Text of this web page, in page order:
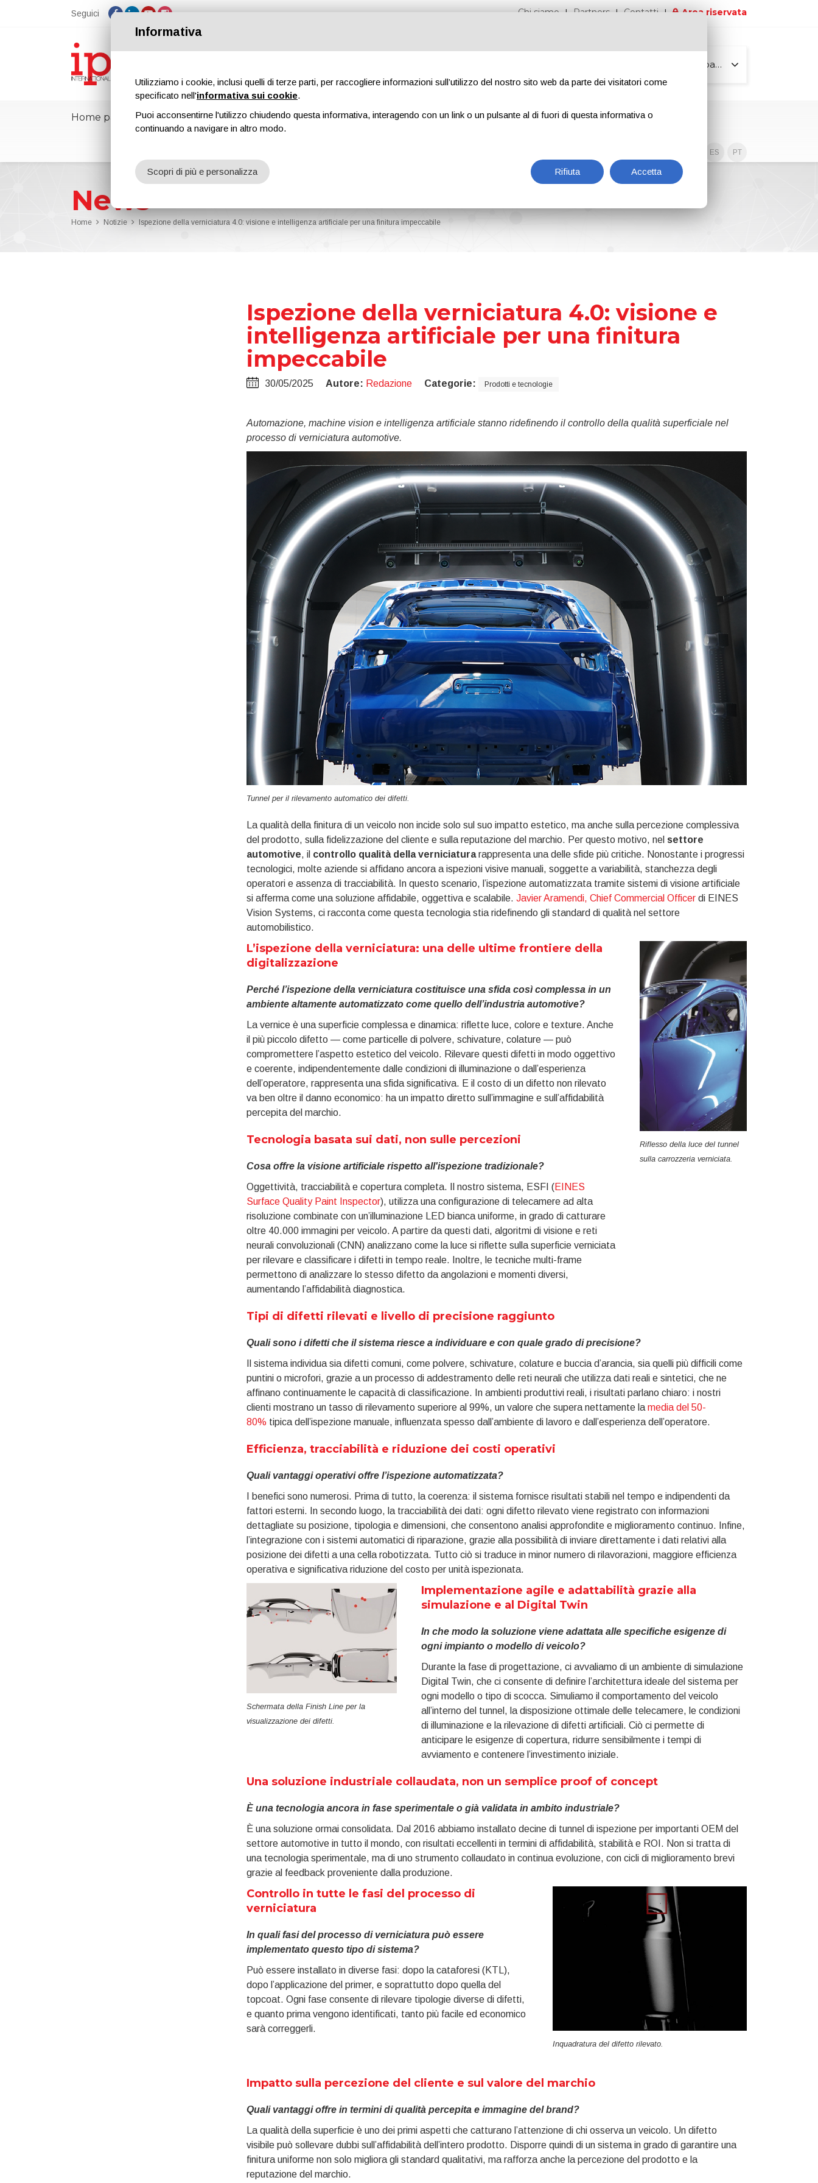
Seguici Chi siamo Partners Contatti Area riservata
Tutte le pagine
Home page ipcmPedia Notizie Fiere Formazione Riviste Pubblicità Blog Contenuti esclusivi
ES PT
News
Home Notizie Ispezione della verniciatura 4.0: visione e intelligenza artificiale per una finitura impeccabile
Ispezione della verniciatura 4.0: visione e
intelligenza artificiale per una finitura
impeccabile
30/05/2025 Autore: Redazione Categorie: Prodotti e tecnologie
Automazione, machine vision e intelligenza artificiale stanno ridefinendo il controllo della qualità superficiale nel
processo di verniciatura automotive.
Tunnel per il rilevamento automatico dei difetti.
La qualità della finitura di un veicolo non incide solo sul suo impatto estetico, ma anche sulla percezione complessiva
del prodotto, sulla fidelizzazione del cliente e sulla reputazione del marchio. Per questo motivo, nel settore
automotive, il controllo qualità della verniciaturarappresenta una delle sfide più critiche. Nonostante i progressi
tecnologici, molte aziende si affidano ancora a ispezioni visive manuali, soggette a variabilità, stanchezza degli
operatori e assenza di tracciabilità. In questo scenario, l’ispezione automatizzata tramite sistemi di visione artificiale
si afferma come una soluzione affidabile, oggettiva e scalabile. Javier Aramendi, Chief Commercial Officerdi EINES
Vision Systems, ci racconta come questa tecnologia stia ridefinendo gli standard di qualità nel settore
automobilistico.
L’ispezione della verniciatura: una delle ultime frontiere della
digitalizzazione
Perché l’ispezione della verniciatura costituisce una sfida così complessa in un
ambiente altamente automatizzato come quello dell’industria automotive?
La vernice è una superficie complessa e dinamica: riflette luce, colore e texture. Anche
il più piccolo difetto — come particelle di polvere, schivature, colature — può
compromettere l’aspetto estetico del veicolo. Rilevare questi difetti in modo oggettivo
e coerente, indipendentemente dalle condizioni di illuminazione o dall’esperienza
dell’operatore, rappresenta una sfida significativa. E il costo di un difetto non rilevato
va ben oltre il danno economico: ha un impatto diretto sull’immagine e sull’affidabilità
percepita del marchio.
Tecnologia basata sui dati, non sulle percezioni
Cosa offre la visione artificiale rispetto all'ispezione tradizionale?
Oggettività, tracciabilità e copertura completa. Il nostro sistema, ESFI (EINES
Surface Quality Paint Inspector), utilizza una configurazione di telecamere ad alta
risoluzione combinate con un’illuminazione LED bianca uniforme, in grado di catturare
oltre 40.000 immagini per veicolo. A partire da questi dati, algoritmi di visione e reti
neurali convoluzionali (CNN) analizzano come la luce si riflette sulla superficie verniciata
per rilevare e classificare i difetti in tempo reale. Inoltre, le tecniche multi-frame
permettono di analizzare lo stesso difetto da angolazioni e momenti diversi,
aumentando l’affidabilità diagnostica.
Riflesso della luce del tunnel
sulla carrozzeria verniciata.
Tipi di difetti rilevati e livello di precisione raggiunto
Quali sono i difetti che il sistema riesce a individuare e con quale grado di precisione?
Il sistema individua sia difetti comuni, come polvere, schivature, colature e buccia d’arancia, sia quelli più difficili come
puntini o microfori, grazie a un processo di addestramento delle reti neurali che utilizza dati reali e sintetici, che ne
affinano continuamente le capacità di classificazione. In ambienti produttivi reali, i risultati parlano chiaro: i nostri
clienti mostrano un tasso di rilevamento superiore al 99%, un valore che supera nettamente la media del 50-
80%tipica dell’ispezione manuale, influenzata spesso dall’ambiente di lavoro e dall’esperienza dell’operatore.
Efficienza, tracciabilità e riduzione dei costi operativi
Quali vantaggi operativi offre l’ispezione automatizzata?
I benefici sono numerosi. Prima di tutto, la coerenza: il sistema fornisce risultati stabili nel tempo e indipendenti da
fattori esterni. In secondo luogo, la tracciabilità dei dati: ogni difetto rilevato viene registrato con informazioni
dettagliate su posizione, tipologia e dimensioni, che consentono analisi approfondite e miglioramento continuo. Infine,
l’integrazione con i sistemi automatici di riparazione, grazie alla possibilità di inviare direttamente i dati relativi alla
posizione dei difetti a una cella robotizzata. Tutto ciò si traduce in minor numero di rilavorazioni, maggiore efficienza
operativa e significativa riduzione del costo per unità ispezionata.
Schermata della Finish Line per la
visualizzazione dei difetti.
Implementazione agile e adattabilità grazie alla
simulazione e al Digital Twin
In che modo la soluzione viene adattata alle specifiche esigenze di
ogni impianto o modello di veicolo?
Durante la fase di progettazione, ci avvaliamo di un ambiente di simulazione
Digital Twin, che ci consente di definire l’architettura ideale del sistema per
ogni modello o tipo di scocca. Simuliamo il comportamento del veicolo
all’interno del tunnel, la disposizione ottimale delle telecamere, le condizioni
di illuminazione e la rilevazione di difetti artificiali. Ciò ci permette di
anticipare le esigenze di copertura, ridurre sensibilmente i tempi di
avviamento e contenere l’investimento iniziale.
Una soluzione industriale collaudata, non un semplice proof of concept
È una tecnologia ancora in fase sperimentale o già validata in ambito industriale?
È una soluzione ormai consolidata. Dal 2016 abbiamo installato decine di tunnel di ispezione per importanti OEM del
settore automotive in tutto il mondo, con risultati eccellenti in termini di affidabilità, stabilità e ROI. Non si tratta di
una tecnologia sperimentale, ma di uno strumento collaudato in continua evoluzione, con cicli di miglioramento brevi
grazie al feedback proveniente dalla produzione.
Controllo in tutte le fasi del processo di
verniciatura
In quali fasi del processo di verniciatura può essere
implementato questo tipo di sistema?
Può essere installato in diverse fasi: dopo la cataforesi (KTL),
dopo l’applicazione del primer, e soprattutto dopo quella del
topcoat. Ogni fase consente di rilevare tipologie diverse di difetti,
e quanto prima vengono identificati, tanto più facile ed economico
sarà correggerli.
Inquadratura del difetto rilevato.
Impatto sulla percezione del cliente e sul valore del marchio
Quali vantaggi offre in termini di qualità percepita e immagine del brand?
La qualità della superficie è uno dei primi aspetti che catturano l’attenzione di chi osserva un veicolo. Un difetto
visibile può sollevare dubbi sull’affidabilità dell’intero prodotto. Disporre quindi di un sistema in grado di garantire una
finitura uniforme non solo migliora gli standard qualitativi, ma rafforza anche la percezione del prodotto e la
reputazione del marchio.
Informativa
Utilizziamo i cookie, inclusi quelli di terze parti, per raccogliere informazioni sull’utilizzo del nostro sito web da parte dei visitatori come
specificato nell'informativa sui cookie.
Puoi acconsentirne l'utilizzo chiudendo questa informativa, interagendo con un link o un pulsante al di fuori di questa informativa o
continuando a navigare in altro modo.
Rifiuta Accetta
Scopri di più e personalizza